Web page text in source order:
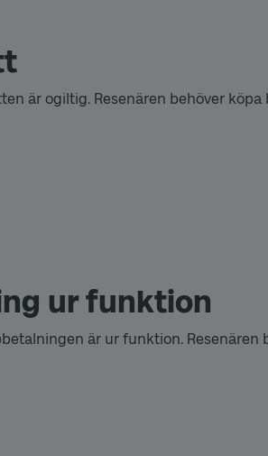
är ogiltig. Resenären behöver
ur funktion
är ur funktion. Resenären